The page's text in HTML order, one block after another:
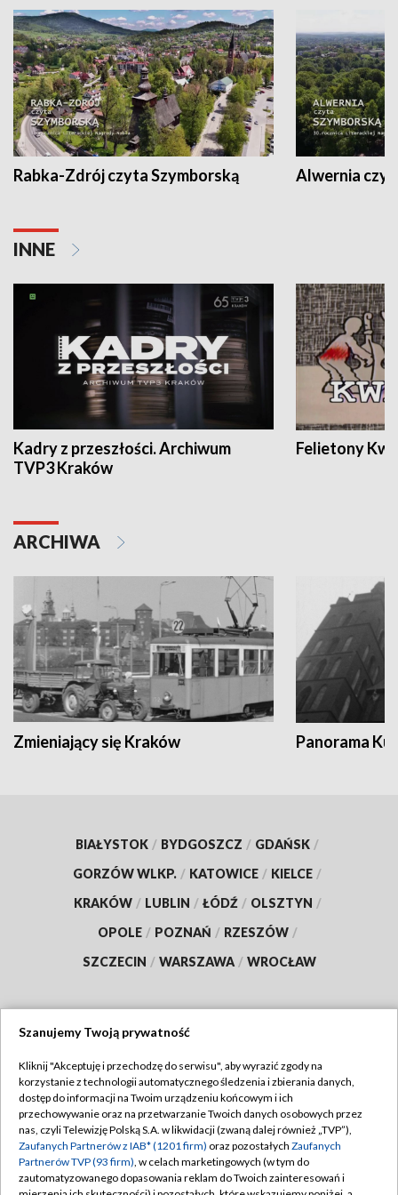
Rabka-Zdrój czyta Szymborską Alwernia
INNE
Kadry z przeszłości. Archiwum
TVP3 Kraków
Felietony
ARCHIWA
Zmieniający się Kraków Panorama
BIAŁYSTOK / BYDGOSZCZ / GDAŃSK /
GORZÓW WLKP. / KATOWICE / KIELCE /
KRAKÓW / LUBLIN / ŁÓDŹ / OLSZTYN /
OPOLE / POZNAŃ / RZESZÓW /
SZCZECIN / WARSZAWA / WROCŁAW
TVP
Abonament TVP
Emisja w TVP
Centrum informacji TVP
Regulamin TVP
Polityka prywatności
Moje zgody
Szanujemy Twoją prywatność
Kliknij "Akceptuję i przechodzę do serwisu", aby wyrazić zgody na
korzystanie z technologii automatycznego śledzenia i zbierania danych,
dostęp do informacji na Twoim urządzeniu końcowym i ich
przechowywanie oraz na przetwarzanie Twoich danych osobowych przez
nas, czyli Telewizję Polską S.A. w likwidacji (zwaną dalej również „TVP”),
Zaufanych Partnerów z IAB* (1201 firm) oraz pozostałych Zaufanych
Partnerów TVP (93 firm), w celach marketingowych (w tym do
zautomatyzowanego dopasowania reklam do Twoich zainteresowań i